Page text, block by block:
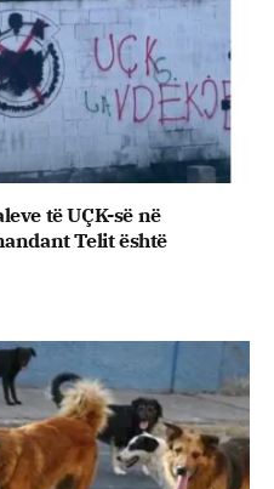
të UÇK-së në
Telit është